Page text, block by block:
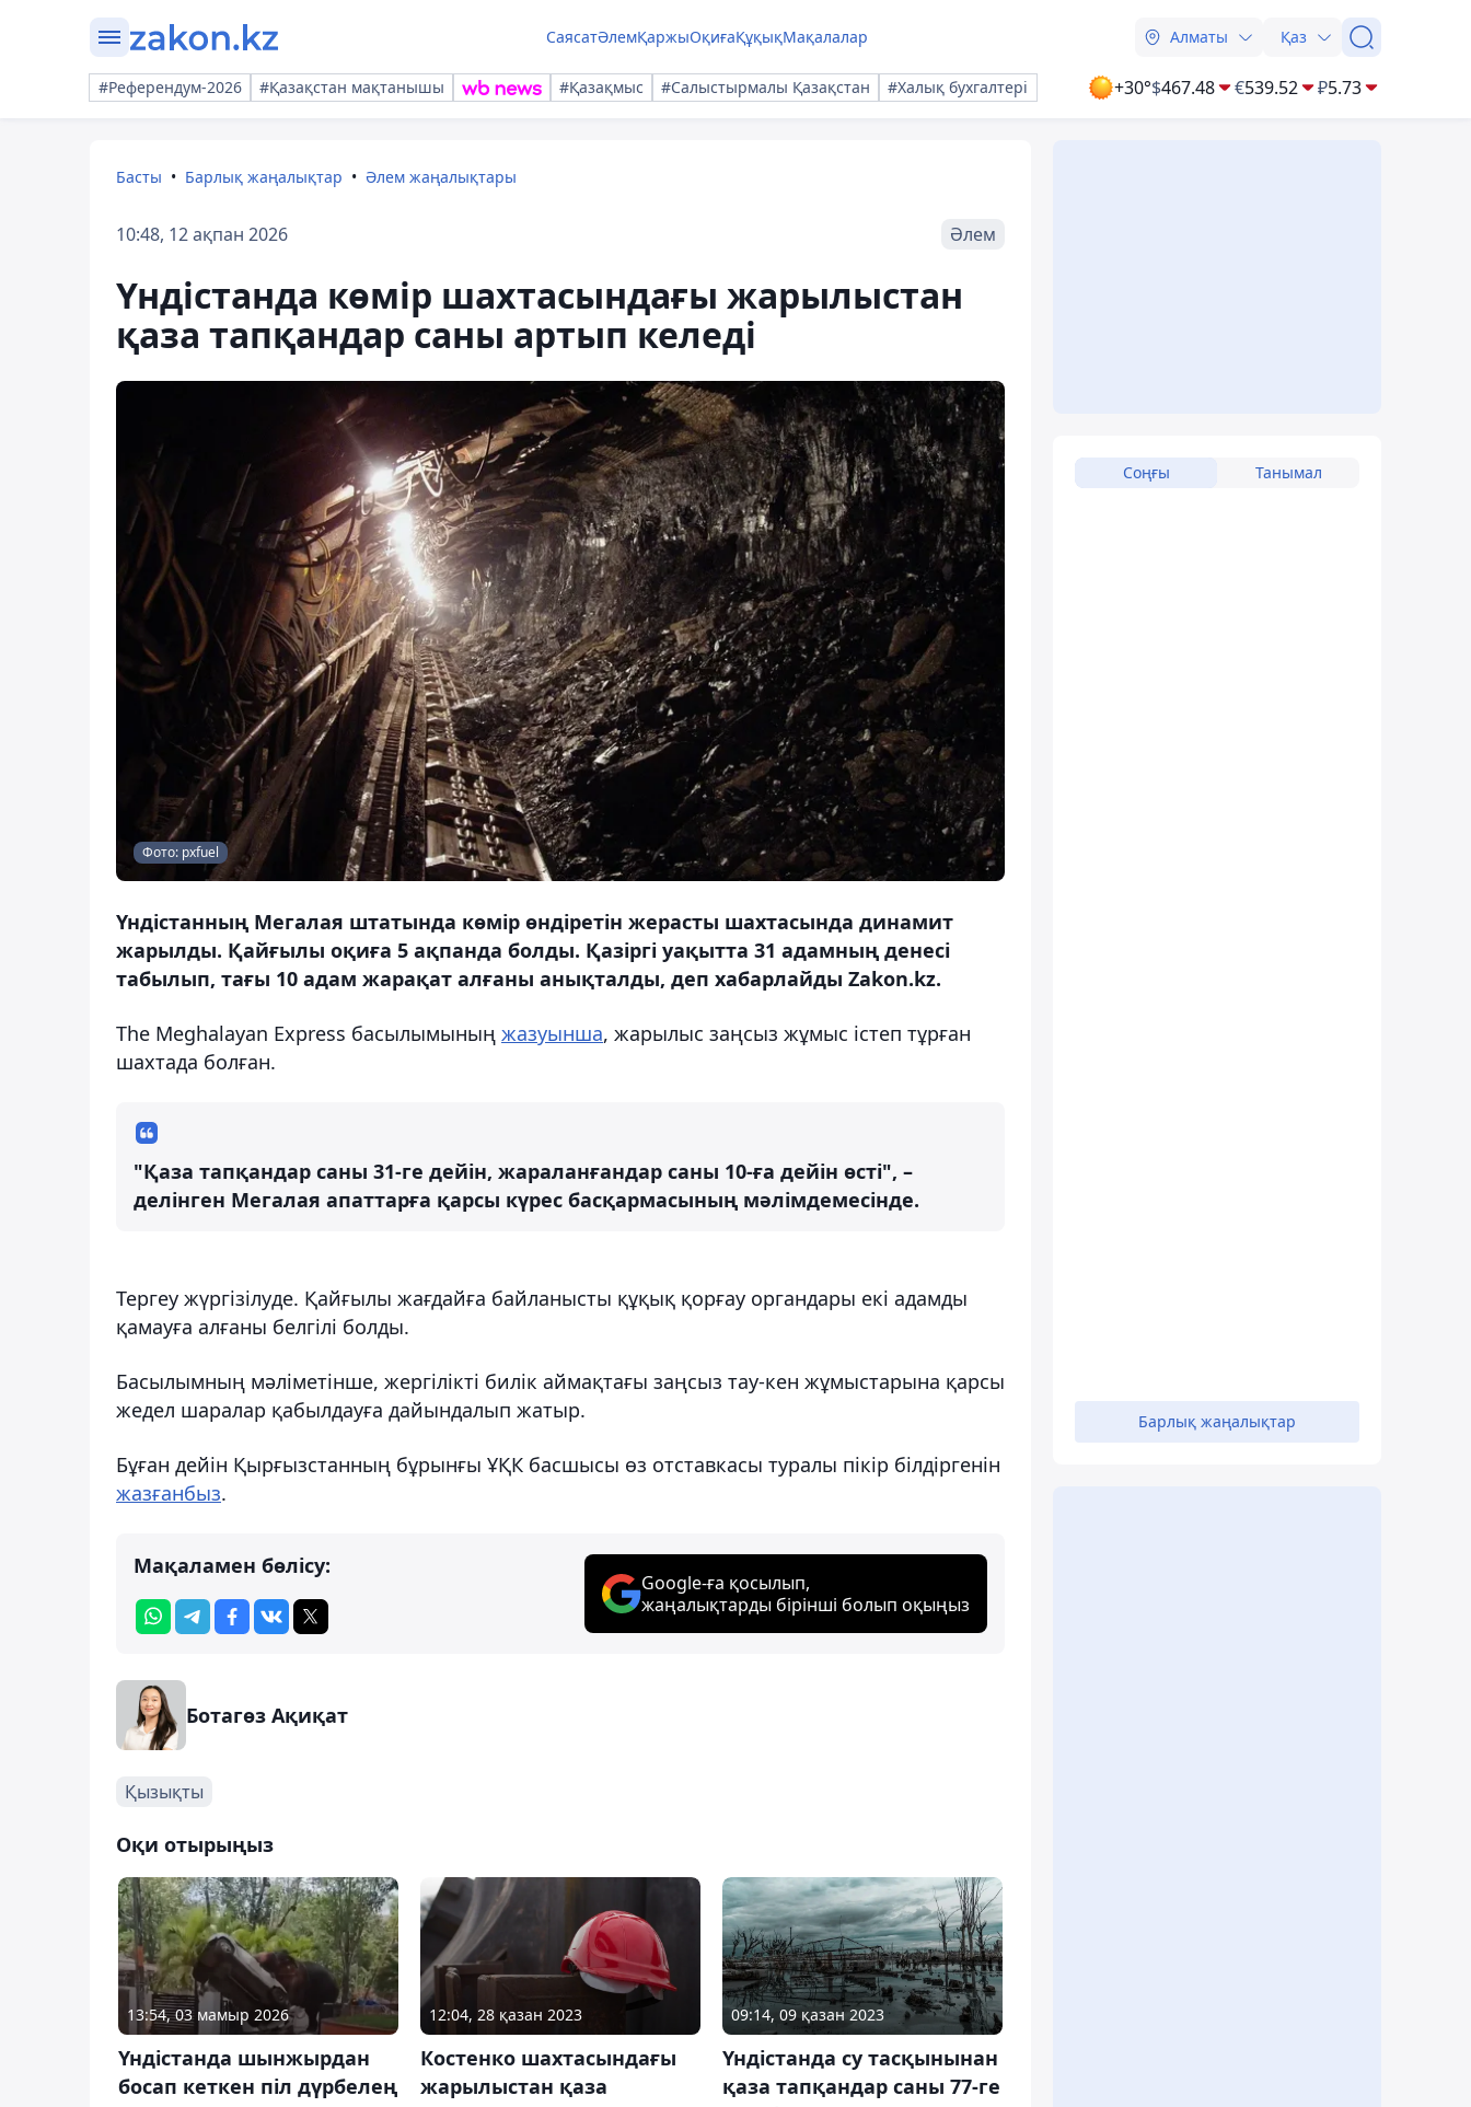
СаясатӘлемҚаржыОқиғаҚұқықМақалалар Алматы Қаз
#Референдум-2026 #Қазақстан мақтанышы #Қазақмыс #Салыстырмалы Қазақстан #Халық бухгалтері +30°$467.48 €539.52 ₽5.73
Басты Барлық жаңалықтар Әлем жаңалықтары
10:48, 12 ақпан 2026 Әлем
Үндістанда көмір шахтасындағы жарылыстан
қаза тапқандар саны артып келеді
Фото: pxfuel
Үндістанның Мегалая штатында көмір өндіретін жерасты шахтасында динамит
жарылды. Қайғылы оқиға 5 ақпанда болды. Қазіргі уақытта 31 адамның денесі
табылып, тағы 10 адам жарақат алғаны анықталды, деп хабарлайды Zakon.kz.
The Meghalayan Express басылымының жазуынша, жарылыс заңсыз жұмыс істеп тұрған
шахтада болған.
"Қаза тапқандар саны 31-ге дейін, жараланғандар саны 10-ға дейін өсті", –
делінген Мегалая апаттарға қарсы күрес басқармасының мәлімдемесінде.
Тергеу жүргізілуде. Қайғылы жағдайға байланысты құқық қорғау органдары екі адамды
қамауға алғаны белгілі болды.
Басылымның мәліметінше, жергілікті билік аймақтағы заңсыз тау-кен жұмыстарына қарсы
жедел шаралар қабылдауға дайындалып жатыр.
Бұған дейін Қырғызстанның бұрынғы ҰҚК басшысы өз отставкасы туралы пікір білдіргенін
жазғанбыз.
Мақаламен бөлісу:
Google-ға қосылып,
жаңалықтарды бірінші болып оқыңыз
Ботагөз Ақиқат
Қызықты
Оқи отырыңыз
13:54, 03 мамыр 2026
Үндістанда шынжырдан
босап кеткен піл дүрбелең
12:04, 28 қазан 2023
Костенко шахтасындағы
жарылыстан қаза
09:14, 09 қазан 2023
Үндістанда су тасқынынан
қаза тапқандар саны 77-ге
Соңғы Танымал
Барлық жаңалықтар